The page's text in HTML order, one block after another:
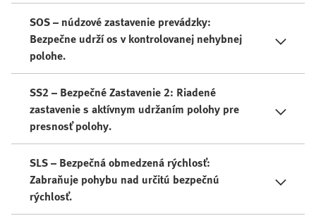
SOS – núdzové zastavenie prevádzky:
Bezpečne udrží os v kontrolovanej nehybnej
polohe.
SS2 – Bezpečné Zastavenie 2: Riadené
zastavenie s aktívnym udržaním polohy pre
presnosť polohy.
SLS – Bezpečná obmedzená rýchlosť:
Zabraňuje pohybu nad určitú bezpečnú
rýchlosť.